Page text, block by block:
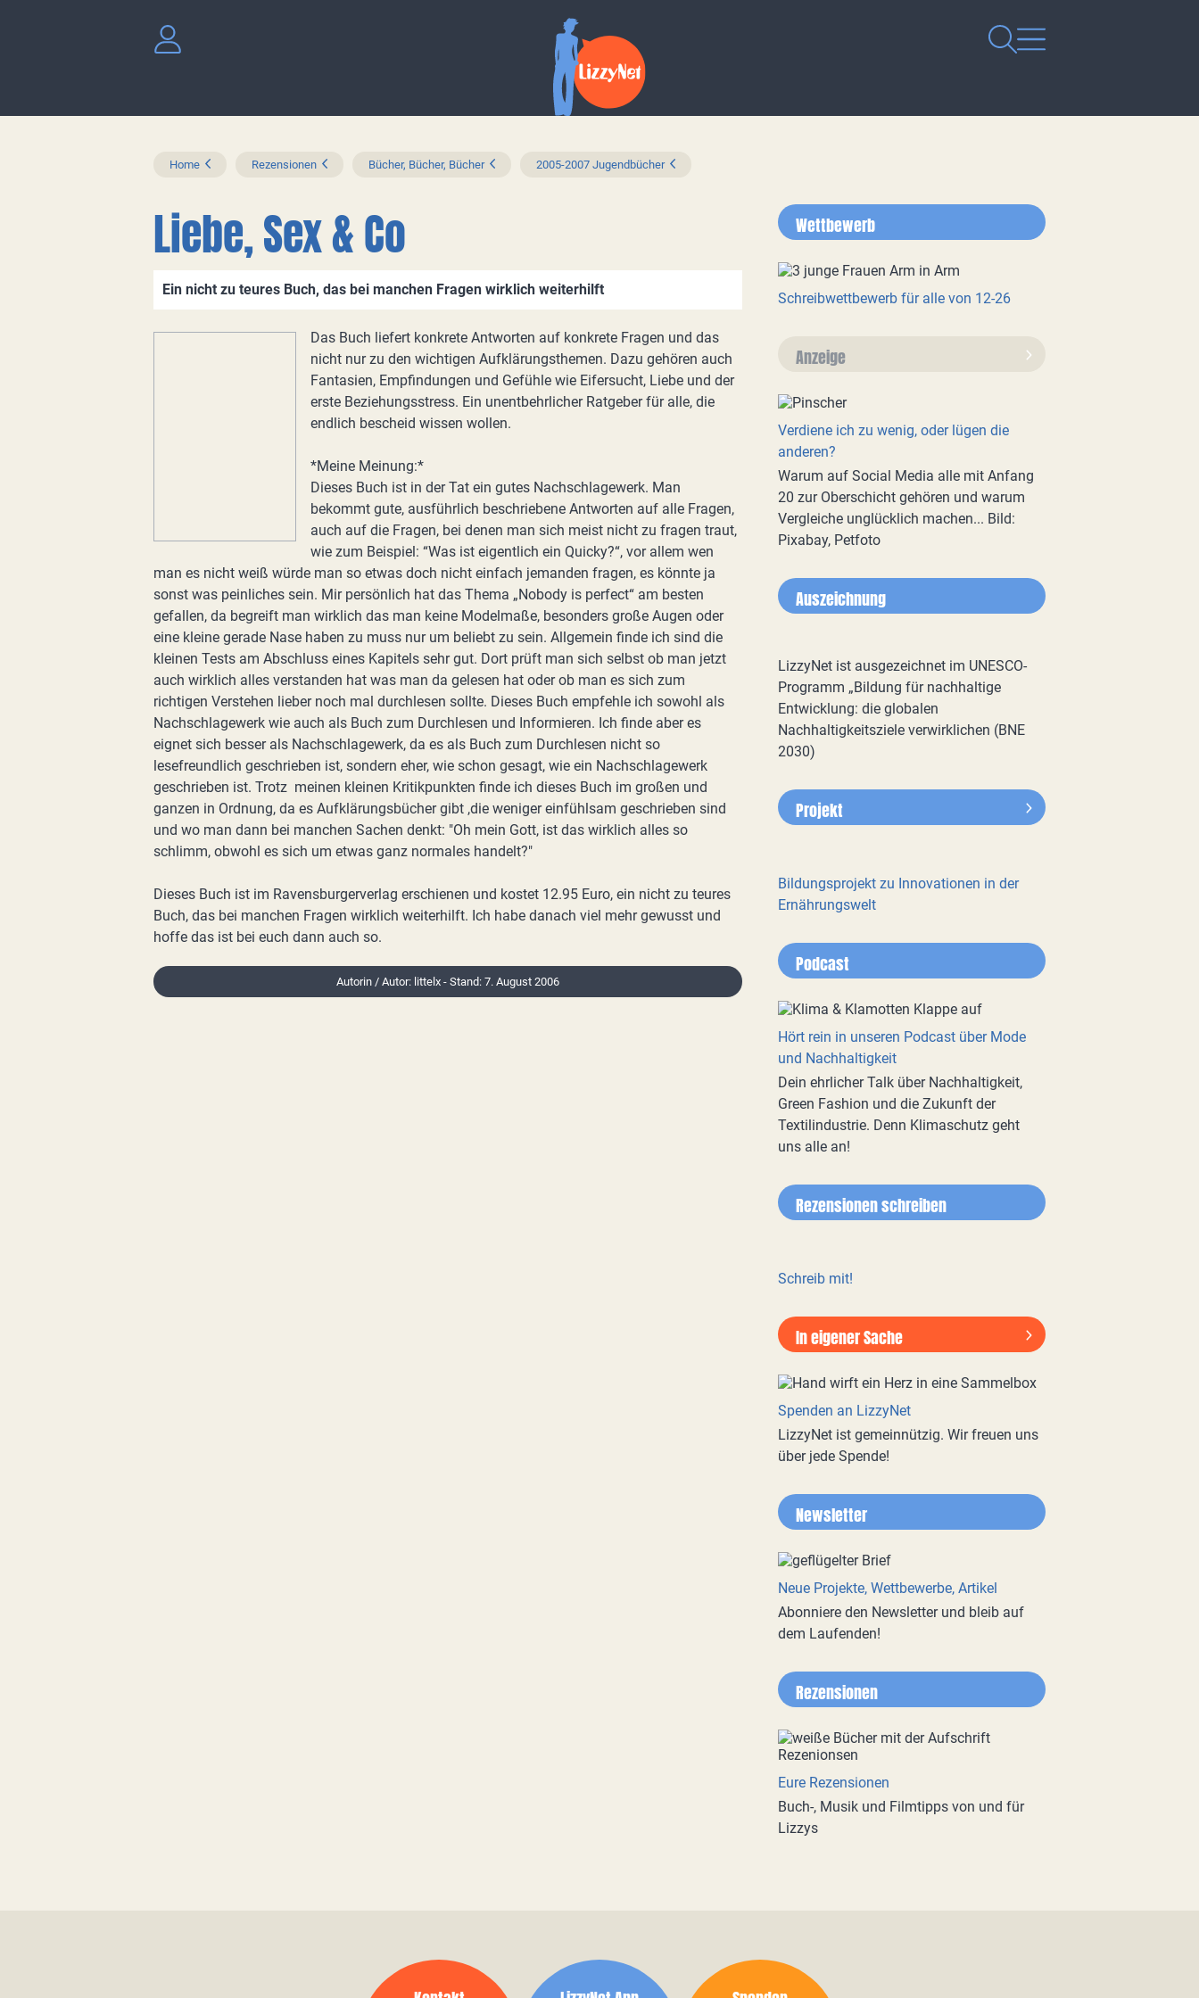
Home Rezensionen Bücher, Bücher, Bücher 2005-2007 Jugendbücher
Liebe, Sex & Co
Ein nicht zu teures Buch, das bei manchen Fragen wirklich weiterhilft
Das Buch liefert konkrete Antworten auf konkrete Fragen und das
nicht nur zu den wichtigen Aufklärungsthemen. Dazu gehören auch
Fantasien, Empfindungen und Gefühle wie Eifersucht, Liebe und der
erste Beziehungsstress. Ein unentbehrlicher Ratgeber für alle, die
endlich bescheid wissen wollen.
*Meine Meinung:*
Dieses Buch ist in der Tat ein gutes Nachschlagewerk. Man
bekommt gute, ausführlich beschriebene Antworten auf alle Fragen,
auch auf die Fragen, bei denen man sich meist nicht zu fragen traut,
wie zum Beispiel: “Was ist eigentlich ein Quicky?“, vor allem wen
man es nicht weiß würde man so etwas doch nicht einfach jemanden fragen, es könnte ja
sonst was peinliches sein. Mir persönlich hat das Thema „Nobody is perfect“ am besten
gefallen, da begreift man wirklich das man keine Modelmaße, besonders große Augen oder
eine kleine gerade Nase haben zu muss nur um beliebt zu sein. Allgemein finde ich sind die
kleinen Tests am Abschluss eines Kapitels sehr gut. Dort prüft man sich selbst ob man jetzt
auch wirklich alles verstanden hat was man da gelesen hat oder ob man es sich zum
richtigen Verstehen lieber noch mal durchlesen sollte. Dieses Buch empfehle ich sowohl als
Nachschlagewerk wie auch als Buch zum Durchlesen und Informieren. Ich finde aber es
eignet sich besser als Nachschlagewerk, da es als Buch zum Durchlesen nicht so
lesefreundlich geschrieben ist, sondern eher, wie schon gesagt, wie ein Nachschlagewerk
geschrieben ist. Trotz meinen kleinen Kritikpunkten finde ich dieses Buch im großen und
ganzen in Ordnung, da es Aufklärungsbücher gibt ,die weniger einfühlsam geschrieben sind
und wo man dann bei manchen Sachen denkt: "Oh mein Gott, ist das wirklich alles so
schlimm, obwohl es sich um etwas ganz normales handelt?"
Dieses Buch ist im Ravensburgerverlag erschienen und kostet 12.95 Euro, ein nicht zu teures
Buch, das bei manchen Fragen wirklich weiterhilft. Ich habe danach viel mehr gewusst und
hoffe das ist bei euch dann auch so.
Autorin / Autor: littelx - Stand: 7. August 2006
Wettbewerb
Schreibwettbewerb für alle von 12-26
Anzeige
Verdiene ich zu wenig, oder lügen die
anderen?
Warum auf Social Media alle mit Anfang
20 zur Oberschicht gehören und warum
Vergleiche unglücklich machen... Bild:
Pixabay, Petfoto
Auszeichnung
LizzyNet ist ausgezeichnet im UNESCO-
Programm „Bildung für nachhaltige
Entwicklung: die globalen
Nachhaltigkeitsziele verwirklichen (BNE
2030)
Projekt
Bildungsprojekt zu Innovationen in der
Ernährungswelt
Podcast
Hört rein in unseren Podcast über Mode
und Nachhaltigkeit
Dein ehrlicher Talk über Nachhaltigkeit,
Green Fashion und die Zukunft der
Textilindustrie. Denn Klimaschutz geht
uns alle an!
Rezensionen schreiben
Schreib mit!
In eigener Sache
Spenden an LizzyNet
LizzyNet ist gemeinnützig. Wir freuen uns
über jede Spende!
Newsletter
Neue Projekte, Wettbewerbe, Artikel
Abonniere den Newsletter und bleib auf
dem Laufenden!
Rezensionen
Eure Rezensionen
Buch-, Musik und Filmtipps von und für
Lizzys